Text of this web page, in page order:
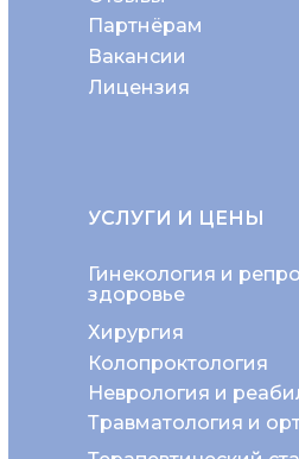
Партнёрам
Вакансии
Лицензия
Неврология и
Колопроктология
Хирургия
Гинекология и
здоровье
Травматология и
УСЛУГИ И ЦЕНЫ